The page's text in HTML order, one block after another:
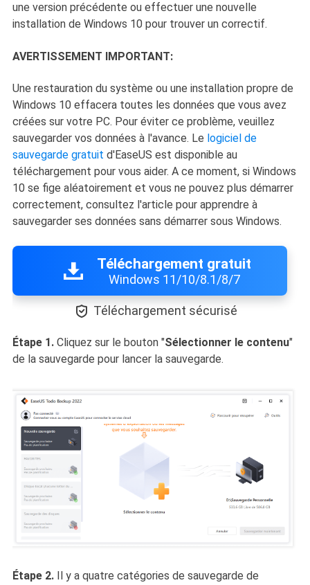
une version précédente ou effectuer une nouvelle
installation de Windows 10 pour trouver un correctif.
AVERTISSEMENT IMPORTANT:
Une restauration du système ou une installation propre de
Windows 10 effacera toutes les données que vous avez
créées sur votre PC. Pour éviter ce problème, veuillez
sauvegarder vos données à l'avance. Le logiciel de
sauvegarde gratuit d'EaseUS est disponible au
téléchargement pour vous aider. A ce moment, si Windows
10 se fige aléatoirement et vous ne pouvez plus démarrer
correctement, consultez l'article pour apprendre à
sauvegarder ses données sans démarrer sous Windows.
Téléchargement gratuit
Windows 11/10/8.1/8/7
 Téléchargement sécurisé
Étape 1. Cliquez sur le bouton "Sélectionner le contenu"
de la sauvegarde pour lancer la sauvegarde.
Étape 2.
Il y a quatre catégories de sauvegarde de